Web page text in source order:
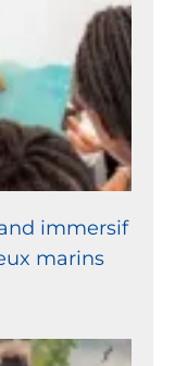
immersif
marins